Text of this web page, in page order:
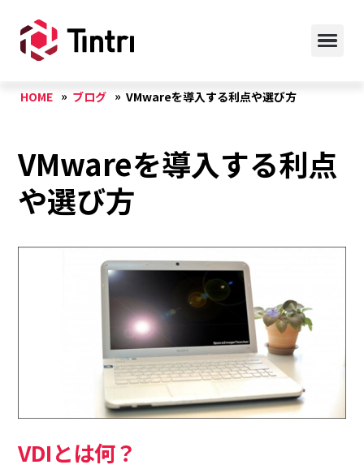
HOME ブログ VMwareを導入する利点や選び方
VMwareを導入する利点
や選び方
VDIとは何？